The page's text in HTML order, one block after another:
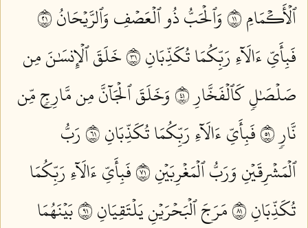
ٱلۡأَكۡمَامِ ١١
وَٱلۡحَبُّ ذُو ٱلۡعَصۡفِ وَٱلرَّيۡحَانُ ١٢
فَبِأَيِّ ءَالَآءِ رَبِّكُمَا تُكَذِّبَانِ ١٣
خَلَقَ ٱلۡإِنسَٰنَ مِن
صَلۡصَٰلٖ كَٱلۡفَخَّارِ ١٤
وَخَلَقَ ٱلۡجَآنَّ مِن مَّارِجٖ مِّن
نَّارٖ ١٥
فَبِأَيِّ ءَالَآءِ رَبِّكُمَا تُكَذِّبَانِ ١٦
رَبُّ
ٱلۡمَشۡرِقَيۡنِ وَرَبُّ ٱلۡمَغۡرِبَيۡنِ ١٧
فَبِأَيِّ ءَالَآءِ رَبِّكُمَا
تُكَذِّبَانِ ١٨
مَرَجَ ٱلۡبَحۡرَيۡنِ يَلۡتَقِيَانِ ١٩
بَيۡنَهُمَا